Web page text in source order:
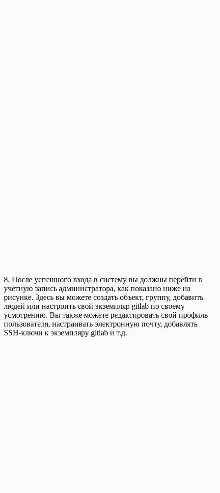
8. После успешного входа в систему вы должны перейти в
учетную запись администратора, как показано ниже на
рисунке. Здесь вы можете создать объект, группу, добавить
людей или настроить свой экземпляр gitlab по своему
усмотрению. Вы также можете редактировать свой профиль
пользователя, настраивать электронную почту, добавлять
SSH-ключи к экземпляру gitlab и т.д.